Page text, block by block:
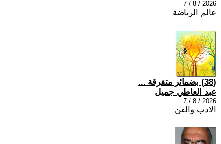
2026 / 8 / 7
عالم الرياضة
(38) بضمائر متفرقة ...
عبد العاطي جميل
2026 / 8 / 7
الادب والفن